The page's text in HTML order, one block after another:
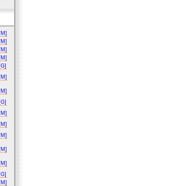
[M]
[M]
[M]
[M]
[G]
[M]
[M]
[G]
[M]
[M]
[M]
[M]
[M]
[G]
[M]